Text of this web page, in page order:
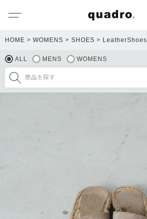
HOME WOMENS SHOES LeatherShoes
ALL MENS WOMENS